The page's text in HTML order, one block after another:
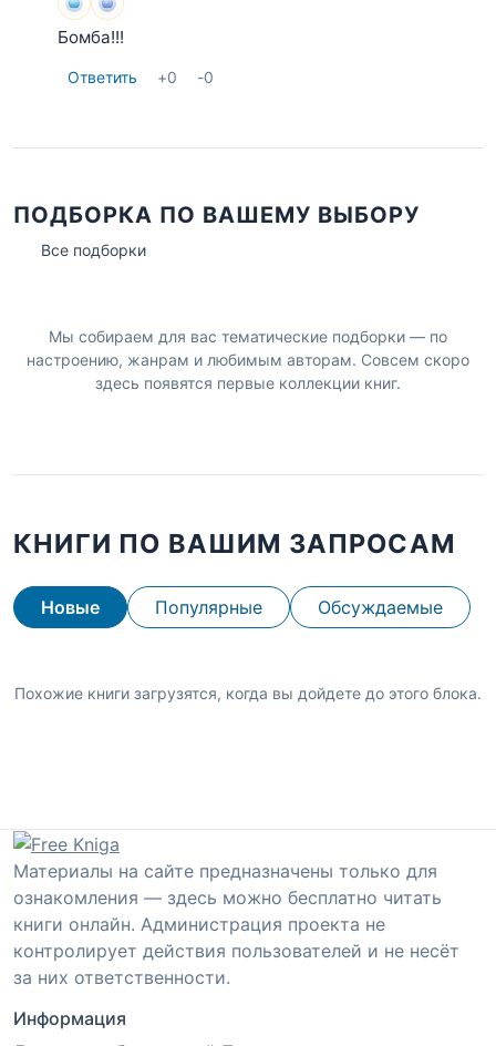
Бомба!!!
Ответить +0 -0
ПОДБОРКА ПО ВАШЕМУ ВЫБОРУ
Все подборки
Мы собираем для вас тематические подборки — по
настроению, жанрам и любимым авторам. Совсем скоро
здесь появятся первые коллекции книг.
КНИГИ ПО ВАШИМ ЗАПРОСАМ
Новые Популярные Обсуждаемые
Похожие книги загрузятся, когда вы дойдете до этого блока.
Материалы на сайте предназначены только для
ознакомления — здесь можно бесплатно читать
книги онлайн. Администрация проекта не
контролирует действия пользователей и не несёт
за них ответственности.
Информация